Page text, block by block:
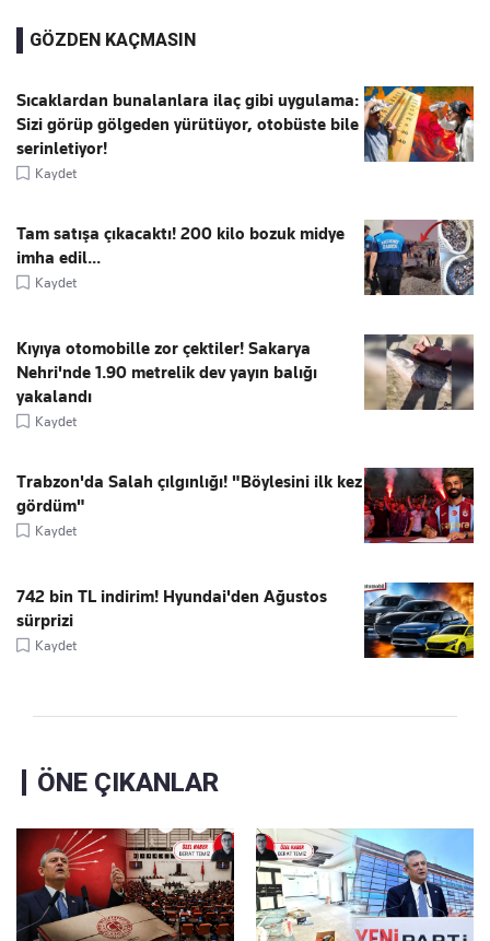
GÖZDEN KAÇMASIN
Sıcaklardan bunalanlara ilaç gibi uygulama:
Sizi görüp gölgeden yürütüyor, otobüste bile
serinletiyor!
Kaydet
Tam satışa çıkacaktı! 200 kilo bozuk midye
imha edil...
Kaydet
Kıyıya otomobille zor çektiler! Sakarya
Nehri'nde 1.90 metrelik dev yayın balığı
yakalandı
Kaydet
Trabzon'da Salah çılgınlığı! "Böylesini ilk kez
gördüm"
Kaydet
742 bin TL indirim! Hyundai'den Ağustos
sürprizi
Kaydet
ÖNE ÇIKANLAR